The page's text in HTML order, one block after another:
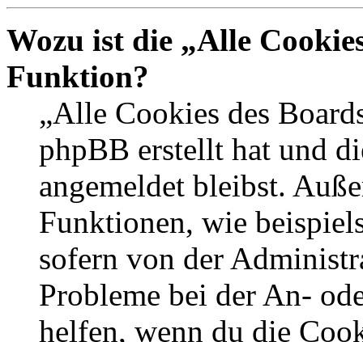
Wozu ist die „Alle
Funktion?
„Alle Cookies des
phpBB erstellt hat und
angemeldet bleibst.
Funktionen, wie
sofern von der
Probleme bei der An-
helfen, wenn du die